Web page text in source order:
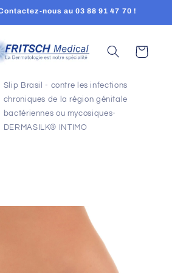
nous au 03 88 91 47 70 !
Cart
Slip Brasil - contre les infections
chroniques de la région génitale
bactériennes ou mycosiques-
DERMASILK® INTIMO